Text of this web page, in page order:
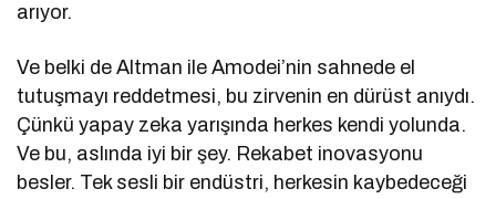
arıyor.
Ve belki de Altman ile Amodei’nin sahnede el
tutuşmayı reddetmesi, bu zirvenin en dürüst anıydı.
Çünkü yapay zeka yarışında herkes kendi yolunda.
Ve bu, aslında iyi bir şey. Rekabet inovasyonu
besler. Tek sesli bir endüstri, herkesin kaybedeceği